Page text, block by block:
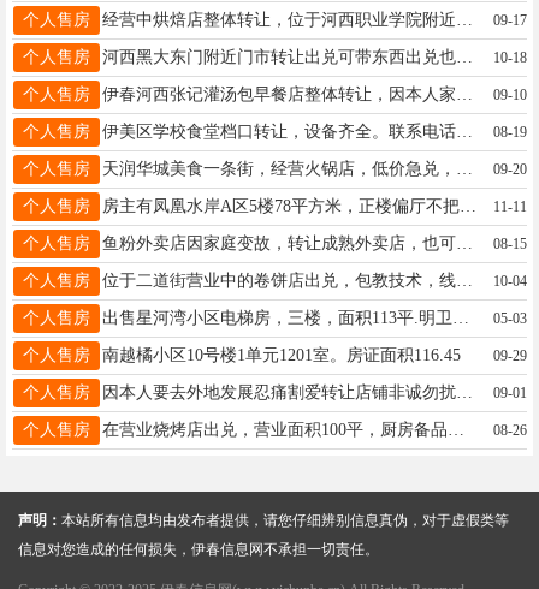
个人售房 09-17
个人售房 河西黑大东门附近门市转让出兑可带东西出兑也可空屋出兑也可带个人技术出兑具体➕vx18814586354洪女士18814586354 10-18
个人售房 09-10
个人售房 伊美区学校食堂档口转让，设备齐全。联系电话13351384331汪先生17645801311 08-19
个人售房 09-20
个人售房 房主有凤凰水岸A区5楼78平方米，正楼偏厅不把山，中装楼房出售32万冬季便宜出售，小区夏季环境好下楼早市，南高级二中学，天华建质量好。18645803918 11-11
个人售房 08-15
个人售房 位于二道街营业中的卷饼店出兑，包教技术，线上线下客源稳定，一个人就可以干，接手即可营业，电话:18645848867女士18645848867 10-04
个人售房 05-03
个人售房 南越橘小区10号楼1单元1201室。房证面积116.45 09-29
个人售房 因本人要去外地发展忍痛割爱转让店铺非诚勿扰潘先生15804585075 09-01
个人售房 08-26
声明： 本站所有信息均由发布者提供，请您仔细辨别信息真伪，对于虚假类等
信息对您造成的任何损失，伊春信息网不承担一切责任。